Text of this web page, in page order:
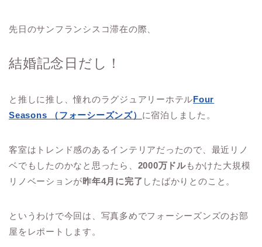
先日のサンフランシスコ滞在の際、
結婚記念日だし！
と推しに推し、憧れのラグジュアリーホテルFour
Seasons （フォーシーズンズ） に宿泊しました。
客室はトレンド感のあるインテリアだったので、最近リノ
ベでもしたのかなと思ったら、 2000万ドルもかけた大規模
リノベーションが昨年4月に完了 したばかりとのこと。
というわけで今回は、写真多めでフォーシーズンズのお部
屋をレポートします。